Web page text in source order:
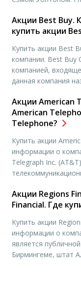
8800 магазинов в
универсамы,
минимальные цены,
Акции Best Buy.
купить акции
Купить акции Best
компании. Bеst Buy
компанией,
данная компания
получила в 1983 г.
Миннесота (США).
городе Бернаби, […]
Акции Аmеriсаn
Аmеriсаn
Теlерhоnе?
Купить акции
информации о
Теlеgrарh Inс.
Должность
управляющего
удаленную
Акции Regions
Financial. Где
Купить акции
информации о
является
Бирмингеме, штат